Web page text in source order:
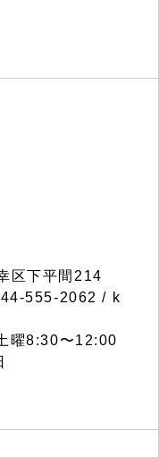
区下平間214
555-2062 / k
曜8:30〜12:00